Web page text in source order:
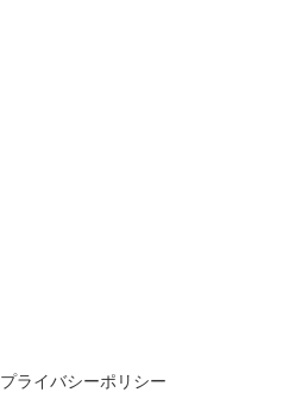
プライバシーポリシー